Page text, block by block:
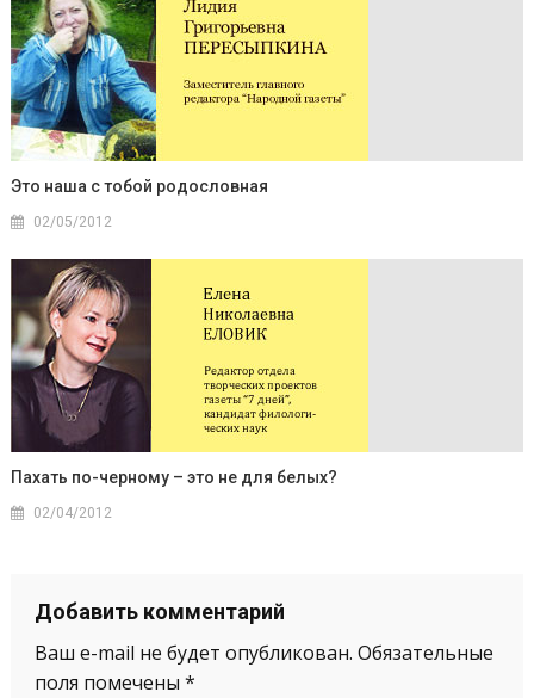
Это наша с тобой родословная
02/05/2012
Пахать по-черному – это не для белых?
02/04/2012
Добавить комментарий
Ваш e-mail не будет опубликован. Обязательные
поля помечены *